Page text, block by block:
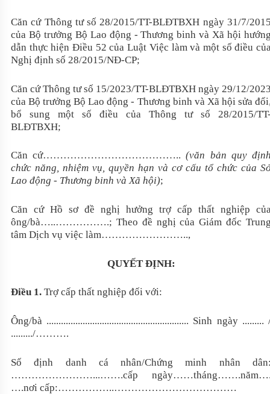
Căn cứ Thông tư số 28/2015/TT-BLĐTBXH ngày 31/7/
của Bộ trưởng Bộ Lao động - Thương binh và Xã hội
dẫn thực hiện Điều 52 của Luật Việc làm và một số điều
Nghị định số 28/2015/NĐ-CP;
Căn cứ Thông tư số 15/2023/TT-BLĐTBXH ngày 29/12/
của Bộ trưởng Bộ Lao động - Thương binh và Xã hội sửa
bổ sung một số điều của Thông tư số 28/2015/
BLĐTBXH;
Căn cứ…………………………………..(văn bản quy
chức năng, nhiệm vụ, quyền hạn và cơ cấu tổ chức của
Lao động - Thương binh và Xã hội);
Căn cứ Hồ sơ đề nghị hưởng trợ cấp thất nghiệp
ông/bà…..…………….; Theo đề nghị của Giám đốc
tâm Dịch vụ việc làm……………………..,
QUYẾT ĐỊNH:
Điều 1. Trợ cấp thất nghiệp đối với:
Ông/bà ........................................................... Sinh ngày .........
........./……….
Số định danh cá nhân/Chứng minh nhân
……………………...…….cấp
….nơi cấp:……………..………………………………